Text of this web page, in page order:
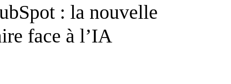
: la nouvelle
face à l’IA